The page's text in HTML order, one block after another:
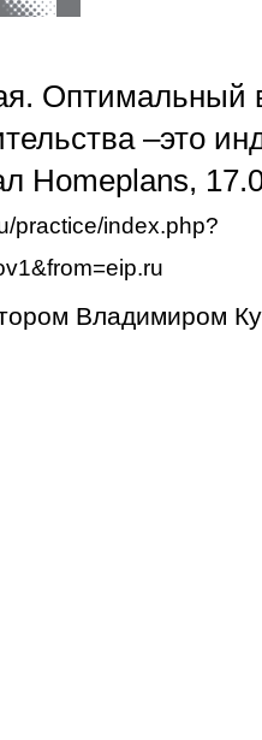
Оптимальный
–это
Homeplans,
practice/index.php?
Владимиром